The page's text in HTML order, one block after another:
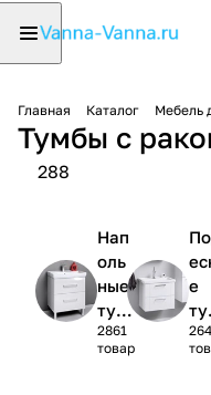
Главная Каталог Мебель
Тумбы с
288
Нап
оль
ные
тум
бы с
рак
2861
товар
е
ы